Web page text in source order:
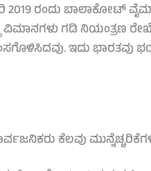
2019 ರಂದು ಬಾಲಾಕೋಟ್
ಗಡಿ ನಿಯಂತ್ರಣ
ಇದು ಭಾರತವು
ಕೆಲವು